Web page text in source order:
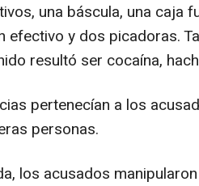
una báscula, una caja
efectivo y dos picadoras.
resultó ser cocaína,
pertenecían a los
personas.
los acusados